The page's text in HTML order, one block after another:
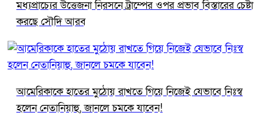
মধ্যপ্রাচ্যের উত্তেজনা নিরসনে ট্রাম্পের ওপর প্রভাব বিস্তারের চেষ্টা
করছে সৌদি আরব
আমেরিকাকে হাতের মুঠোয় রাখতে গিয়ে নিজেই যেভাবে নিঃস্ব
হলেন নেতানিয়াহু, জানলে চমকে যাবেন!